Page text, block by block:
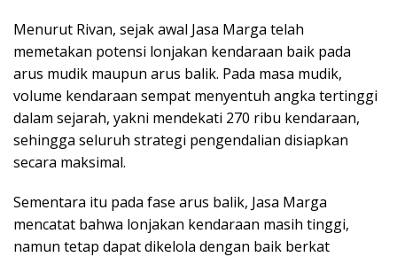
Menurut Rivan, sejak awal Jasa Marga telah
memetakan potensi lonjakan kendaraan baik pada
arus mudik maupun arus balik. Pada masa mudik,
volume kendaraan sempat menyentuh angka tertinggi
dalam sejarah, yakni mendekati 270 ribu kendaraan,
sehingga seluruh strategi pengendalian disiapkan
secara maksimal.
Sementara itu pada fase arus balik, Jasa Marga
mencatat bahwa lonjakan kendaraan masih tinggi,
namun tetap dapat dikelola dengan baik berkat